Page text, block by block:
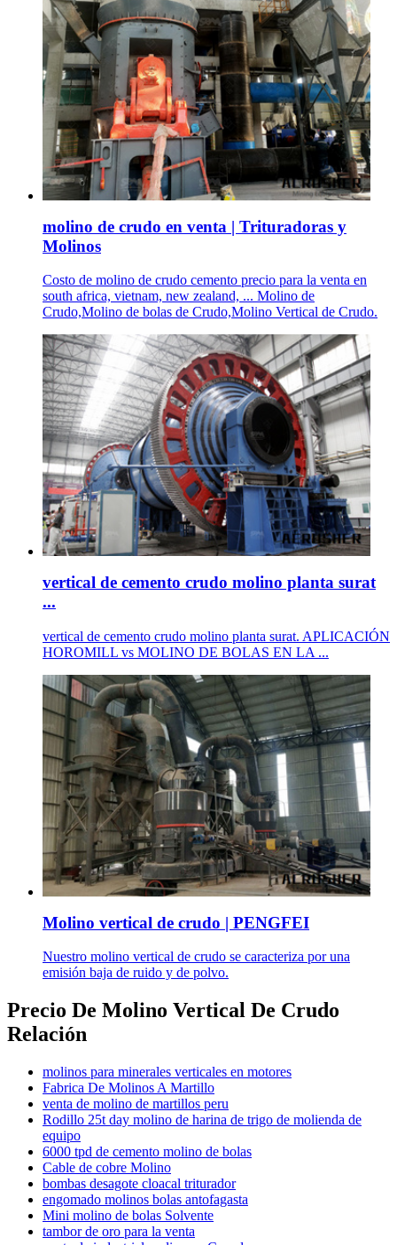
molino de crudo en venta | Trituradoras y
Molinos
Costo de molino de crudo cemento precio para la venta en
south africa, vietnam, new zealand, ... Molino de
Crudo,Molino de bolas de Crudo,Molino Vertical de Crudo.
vertical de cemento crudo molino planta surat
...
vertical de cemento crudo molino planta surat. APLICACIÓN
HOROMILL vs MOLINO DE BOLAS EN LA ...
Molino vertical de crudo | PENGFEI
Nuestro molino vertical de crudo se caracteriza por una
emisión baja de ruido y de polvo.
Precio De Molino Vertical De Crudo
Relación
molinos para minerales verticales en motores
Fabrica De Molinos A Martillo
venta de molino de martillos peru
Rodillo 25t day molino de harina de trigo de molienda de
equipo
6000 tpd de cemento molino de bolas
Cable de cobre Molino
bombas desagote cloacal triturador
engomado molinos bolas antofagasta
Mini molino de bolas Solvente
tambor de oro para la venta